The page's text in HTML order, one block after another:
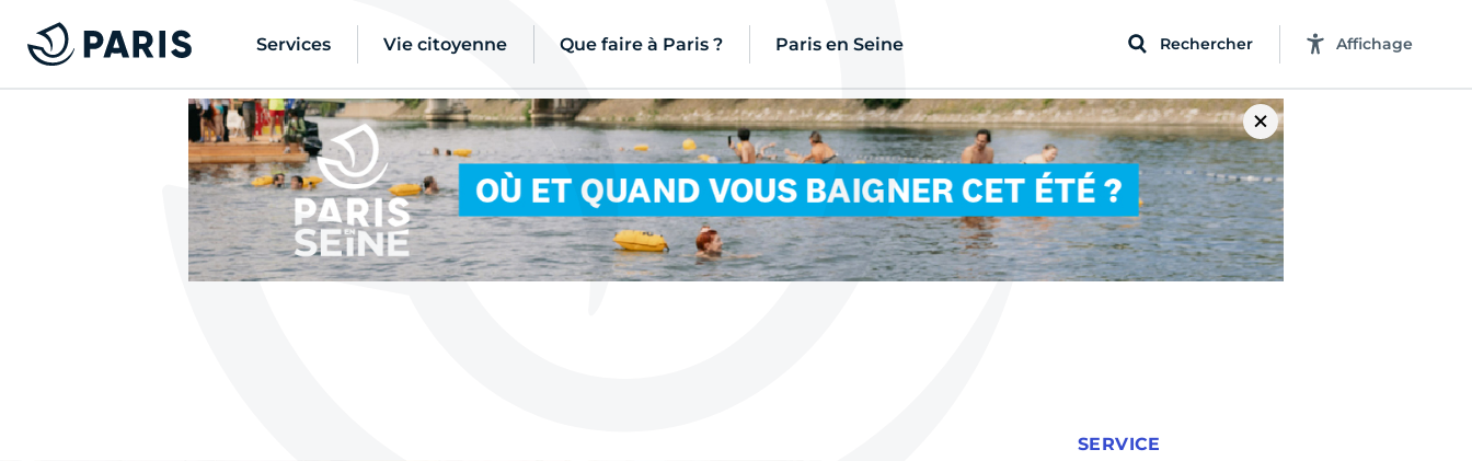
Services Vie citoyenne Que faire à Paris ? Paris en Seine Rechercher Affichage
SERVICE